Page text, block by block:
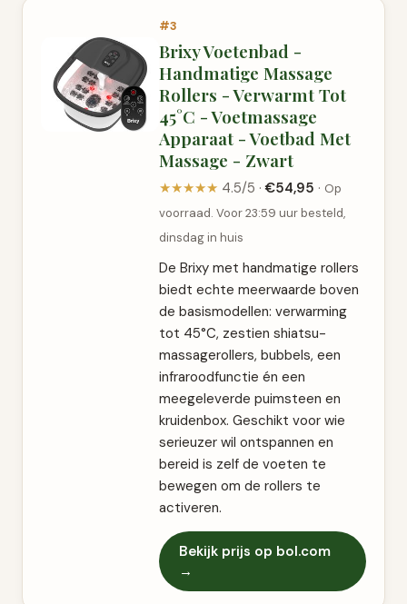
#3
Brixy Voetenbad -
Handmatige Massage
Rollers - Verwarmt Tot
45°C - Voetmassage
Apparaat - Voetbad Met
Massage - Zwart
★★★★★ 4.5/5 ·€54,95 · Op
voorraad. Voor 23:59 uur besteld,
dinsdag in huis
De Brixy met handmatige rollers
biedt echte meerwaarde boven
de basismodellen: verwarming
tot 45°C, zestien shiatsu-
massagerollers, bubbels, een
infraroodfunctie én een
meegeleverde puimsteen en
kruidenbox. Geschikt voor wie
serieuzer wil ontspannen en
bereid is zelf de voeten te
bewegen om de rollers te
activeren.
Bekijk prijs op bol.com
→